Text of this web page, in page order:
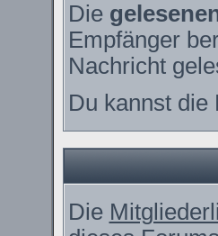
Die
Empfänger
Nachricht
Du kannst die
Die